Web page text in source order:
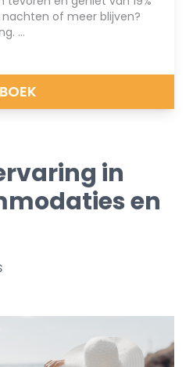
of meer blijven?
alleen genieten van een
u zult ook de
gepaard gaat met een
BOEK
in
en